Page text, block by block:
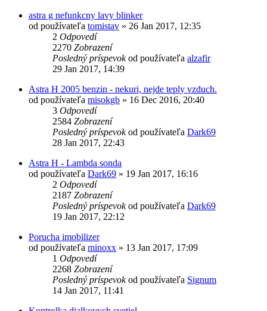
astra g nefunkcny lavy blinker
od používateľa tomistav » 26 Jan 2017, 12:35
2 Odpovedí
2270 Zobrazení
Posledný príspevokod používateľa alzafir
29 Jan 2017, 14:39
Astra H 2005 benzin - nekuri, nejde teply vzduch.
od používateľa misokgb » 16 Dec 2016, 20:40
3 Odpovedí
2584 Zobrazení
Posledný príspevokod používateľa Dark69
28 Jan 2017, 22:43
Astra H - Lambda sonda
od používateľa Dark69 » 19 Jan 2017, 16:16
2 Odpovedí
2187 Zobrazení
Posledný príspevokod používateľa Dark69
19 Jan 2017, 22:12
Porucha imobilizer
od používateľa minoxx » 13 Jan 2017, 17:09
1 Odpovedí
2268 Zobrazení
Posledný príspevokod používateľa Signum
14 Jan 2017, 11:41